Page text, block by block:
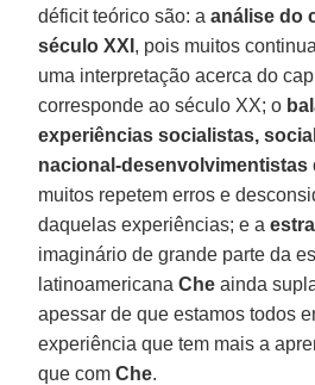
déficit teórico são: a análise do
século XXI , pois muitos
uma interpretação acerca do
corresponde ao século XX; o
experiências socialistas,
nacional-desenvolvimentistas
muitos repetem erros e
daquelas experiências; e a
imaginário de grande parte da
latinoamericanaCheainda
apessar de que estamos todos
experiência que tem mais a
que comChe.